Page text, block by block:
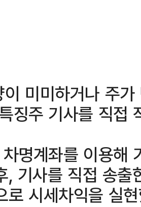
미미하거나 주
징주 기사를 직접
명계좌를 이용해
, 기사를 직접 송출
로 시세차익을 실